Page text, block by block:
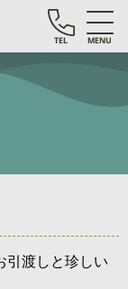
TEL MENU
引渡しと珍しい